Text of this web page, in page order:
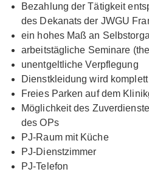
Bezahlung der Tätigkeit
des Dekanats der JWGU
ein hohes Maß an
arbeitstägliche Seminare
unentgeltliche Verpflegung
Dienstkleidung wird
Freies Parken auf dem
Möglichkeit des
des OPs
PJ-Raum mit Küche
PJ-Dienstzimmer
PJ-Telefon